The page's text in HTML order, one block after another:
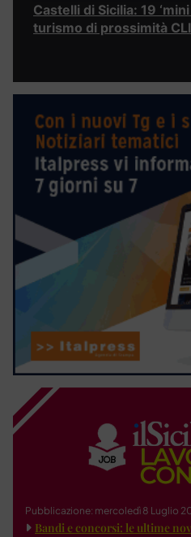
Castelli di Sicilia: 19
turismo di prossimità
Pubblicazione: mercoledì 8 Luglio
Bandi e concorsi: le ultime